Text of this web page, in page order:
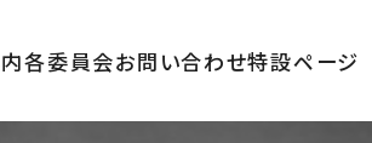
各委員会お問い合わせ特設ページ